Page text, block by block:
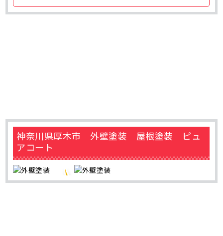
神奈川県厚木市 外壁塗装 屋根塗装 ピュ
アコート